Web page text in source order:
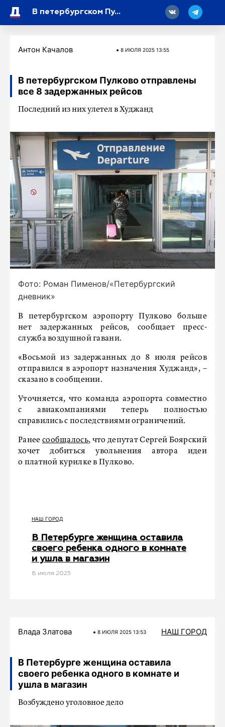
В петербургском Пулково отправлены все 8 задержанных рейсов
Антон Качалов 8 ИЮЛЯ 2025 13:55
В петербургском Пулково отправлены
все 8 задержанных рейсов
Последний из них улетел в Худжанд
Фото: Роман Пименов/«Петербургский
дневник»
В петербургском аэропорту Пулково больше
нет задержанных рейсов, сообщает пресс-
служба воздушной гавани.
«Восьмой из задержанных до 8 июля рейсов
отправился в аэропорт назначения Худжанд», –
сказано в сообщении.
Уточняется, что команда аэропорта совместно
с авиакомпаниями теперь полностью
справились с последствиями ограничений.
Ранее сообщалось, что депутат Сергей Боярский
хочет добиться увольнения автора идеи
о платной курилке в Пулково.
НАШ ГОРОД
В Петербурге женщина оставила
своего ребенка одного в комнате
и ушла в магазин
8 июля 2025
Влада Златова 8 ИЮЛЯ 2025 13:53 НАШ ГОРОД
В Петербурге женщина оставила
своего ребенка одного в комнате и
ушла в магазин
Возбуждено уголовное дело